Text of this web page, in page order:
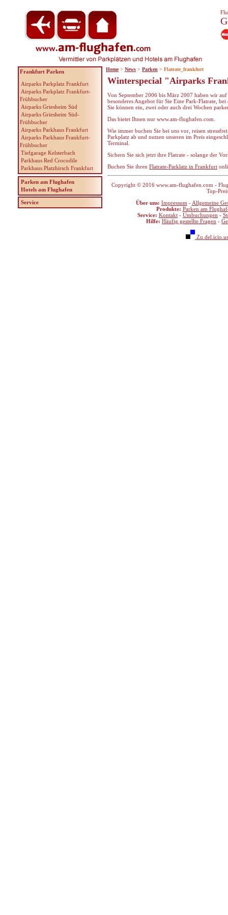
Winterspecial "Airparks
Von September 2006 bis März 2007 haben wir
besonderes Angebot für Sie Eine Park-Flatrate,
Sie können ein, zwei oder auch drei Wochen
Das bietet Ihnen nur www.am-flughafen.com.
Wie immer buchen Sie bei uns vor, reisen
Parkplatz ab und nutzen unseren im Preis
Terminal.
Sichern Sie sich jetzt ihre Flatrate - solange der
Buchen Sie ihren Flatrate-Parklatz in Frankfurt
Copyright © 2016 www.am-flughafen.com -
Top-
Über uns: Impressum - Allgemeine
Produkte: Parken am
Service: Kontakt - Umbuchungen -
Hilfe: Häufig gestellte Fragen -
Zu
Frankfurt Parken
Airparks Parkplatz Frankfurt
Airparks Parkplatz Frankfurt-
Frühbucher
Airparks Griesheim Süd
Airparks Griesheim Süd-
Frühbucher
Airparks Parkhaus Frankfurt
Airparks Parkhaus Frankfurt-
Frühbucher
Tiefgarage Kelsterbach
Parkhaus Red Crocodile
Parkhaus Platzhirsch Frankfurt
Parken am Flughafen
Hotels am Flughafen
Service
Home > News > Parken > Flatrate_frankfurt